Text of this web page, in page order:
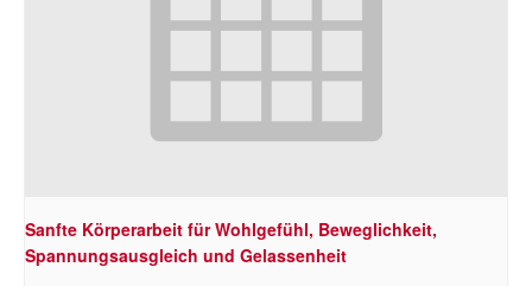
Sanfte Körperarbeit für Wohlgefühl, Beweglichkeit,
Spannungsausgleich und Gelassenheit